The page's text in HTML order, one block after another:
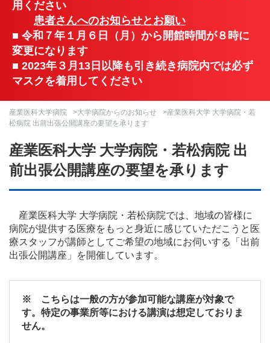
用ください
患者さんへのお知らせとお願い
■ 令和７年１月６日（月）から開館時間が８時に
変更になります
■ 2023年３月13日以降も引き続き病院内では必ず
マスクを着用してください
産業医科大学病院 >大学病院からのお知らせ
>産業医科大学 大学病院・若
松病院 出前出張公開講座の要望を承ります
産業医科大学 大学病院・若松病院 出
前出張公開講座の要望を承ります
産業医科大学 大学病院・若松病院では、地域の皆様に
病院が提供する医療をもっと身近に感じていただこうと医
療スタッフが講師としてご希望の地域にお伺いする「出前
出張公開講座」を開催しています。
※ こちらは一般の方が参加可能な講座が対象で
す。特定の事業所等における講演は想定しておりま
せん。